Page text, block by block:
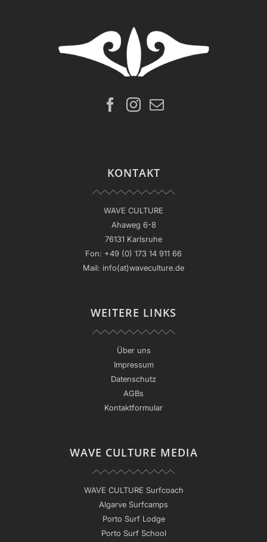
KONTAKT
WAVE CULTURE
Ahaweg 6-8
76131 Karlsruhe
Fon: +49 (0) 173 14 911 66
Mail: info(at)waveculture.de
WEITERE LINKS
Über uns
Impressum
Datenschutz
AGBs
Kontaktformular
WAVE CULTURE MEDIA
WAVE CULTURE Surfcoach
Algarve Surfcamps
Porto Surf Lodge
Porto Surf School